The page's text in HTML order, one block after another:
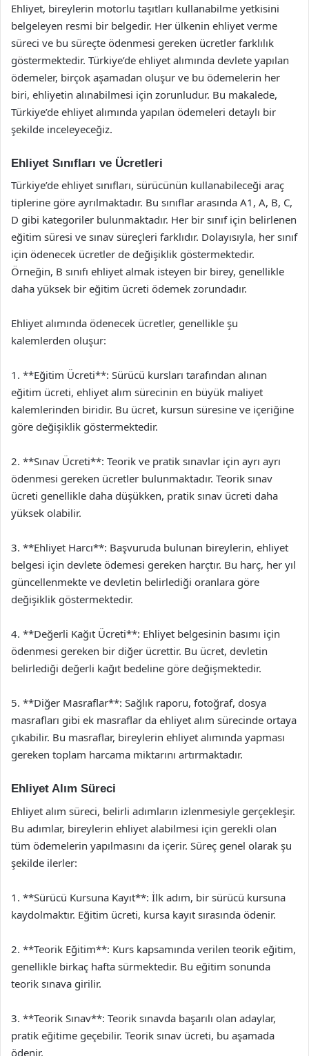
Ehliyet, bireylerin motorlu taşıtları kullanabilme yetkisini
belgeleyen resmi bir belgedir. Her ülkenin ehliyet verme
süreci ve bu süreçte ödenmesi gereken ücretler farklılık
göstermektedir. Türkiye’de ehliyet alımında devlete yapılan
ödemeler, birçok aşamadan oluşur ve bu ödemelerin her
biri, ehliyetin alınabilmesi için zorunludur. Bu makalede,
Türkiye’de ehliyet alımında yapılan ödemeleri detaylı bir
şekilde inceleyeceğiz.
Ehliyet Sınıfları ve Ücretleri
Türkiye’de ehliyet sınıfları, sürücünün kullanabileceği araç
tiplerine göre ayrılmaktadır. Bu sınıflar arasında A1, A, B, C,
D gibi kategoriler bulunmaktadır. Her bir sınıf için belirlenen
eğitim süresi ve sınav süreçleri farklıdır. Dolayısıyla, her sınıf
için ödenecek ücretler de değişiklik göstermektedir.
Örneğin, B sınıfı ehliyet almak isteyen bir birey, genellikle
daha yüksek bir eğitim ücreti ödemek zorundadır.
Ehliyet alımında ödenecek ücretler, genellikle şu
kalemlerden oluşur:
1. **Eğitim Ücreti**: Sürücü kursları tarafından alınan
eğitim ücreti, ehliyet alım sürecinin en büyük maliyet
kalemlerinden biridir. Bu ücret, kursun süresine ve içeriğine
göre değişiklik göstermektedir.
2. **Sınav Ücreti**: Teorik ve pratik sınavlar için ayrı ayrı
ödenmesi gereken ücretler bulunmaktadır. Teorik sınav
ücreti genellikle daha düşükken, pratik sınav ücreti daha
yüksek olabilir.
3. **Ehliyet Harcı**: Başvuruda bulunan bireylerin, ehliyet
belgesi için devlete ödemesi gereken harçtır. Bu harç, her yıl
güncellenmekte ve devletin belirlediği oranlara göre
değişiklik göstermektedir.
4. **Değerli Kağıt Ücreti**: Ehliyet belgesinin basımı için
ödenmesi gereken bir diğer ücrettir. Bu ücret, devletin
belirlediği değerli kağıt bedeline göre değişmektedir.
5. **Diğer Masraflar**: Sağlık raporu, fotoğraf, dosya
masrafları gibi ek masraflar da ehliyet alım sürecinde ortaya
çıkabilir. Bu masraflar, bireylerin ehliyet alımında yapması
gereken toplam harcama miktarını artırmaktadır.
Ehliyet Alım Süreci
Ehliyet alım süreci, belirli adımların izlenmesiyle gerçekleşir.
Bu adımlar, bireylerin ehliyet alabilmesi için gerekli olan
tüm ödemelerin yapılmasını da içerir. Süreç genel olarak şu
şekilde ilerler:
1. **Sürücü Kursuna Kayıt**: İlk adım, bir sürücü kursuna
kaydolmaktır. Eğitim ücreti, kursa kayıt sırasında ödenir.
2. **Teorik Eğitim**: Kurs kapsamında verilen teorik eğitim,
genellikle birkaç hafta sürmektedir. Bu eğitim sonunda
teorik sınava girilir.
3. **Teorik Sınav**: Teorik sınavda başarılı olan adaylar,
pratik eğitime geçebilir. Teorik sınav ücreti, bu aşamada
ödenir.